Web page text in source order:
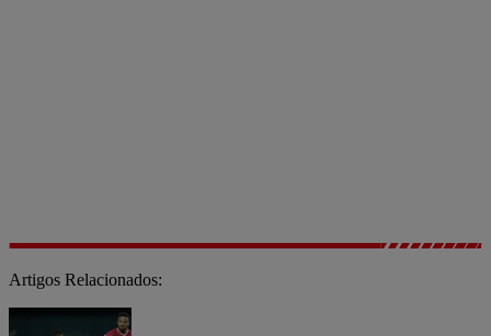
Artigos Relacionados: